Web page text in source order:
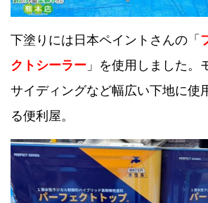
下塗りには日本ペイントさんの「
クトシーラー」を使用しました。
サイディングなど幅広い下地に使
る便利屋。